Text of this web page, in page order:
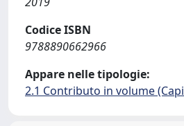
Codice ISBN
9788890662966
Appare nelle tipologie:
2.1 Contributo in volume